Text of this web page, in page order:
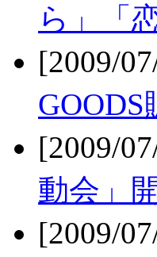
ら」「
[2009/
[2009/
動会」
[2009/